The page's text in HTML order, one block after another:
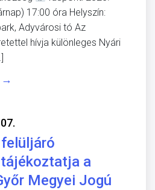
17:00 óra Helyszín:
Adyvárosi tó Az
hívja különleges Nyári
→
a
Megyei Jogú